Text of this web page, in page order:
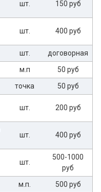
шт. 150 руб
шт. 400 руб
шт.
договорная
м.п
50 руб
точка
50 руб
шт. 200 руб
шт. 400 руб
шт.
500-1000
руб
м.п.
500 руб